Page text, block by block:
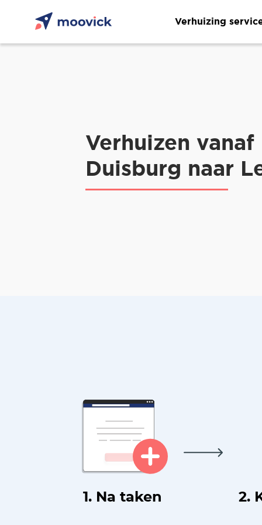
Verhuizing
Verhuizen vanaf
Duisburg naar
1. Na taken 2.